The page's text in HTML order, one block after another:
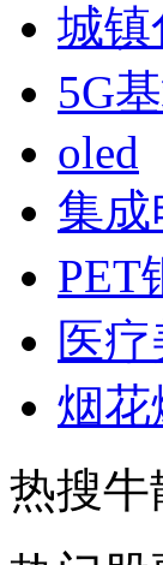
城镇
5G
oled
集成
PET
医
烟花
热搜牛